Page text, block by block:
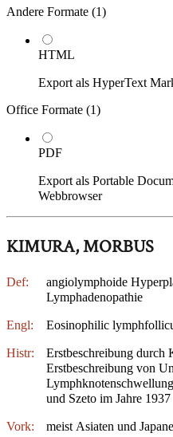
Andere Formate (1)
HTML
Export als HyperText
Office Formate (1)
PDF
Export als Portable
Webbrowser
KIMURA, MORBUS
Def:
angiolymphoide
Lymphadenopathie
Engl: Eosinophilic
Histr:
Erstbeschreibung durch
Erstbeschreibung von
und Szeto im Jahre 1937
Vork: meist Asiaten und